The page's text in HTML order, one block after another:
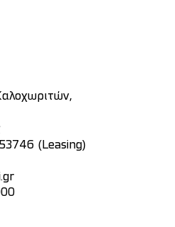
(Leasing)